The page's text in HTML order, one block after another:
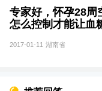
专家好，怀孕28周
怎么控制才能让血
2017-01-11 湖南省